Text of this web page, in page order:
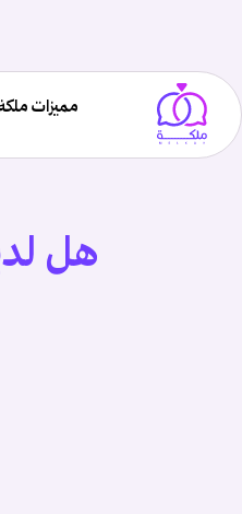
مميزات
هل